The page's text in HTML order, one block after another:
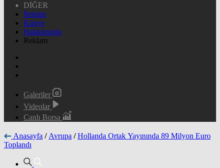
DİĞER
İletişim
Künye
Hakkımızda
Reklam
Galeriler
Videolar
Canlı Borsa
Anasayfa / Avrupa / Hollanda Ortak Yayınında 89 Milyon Euro
Toplandı